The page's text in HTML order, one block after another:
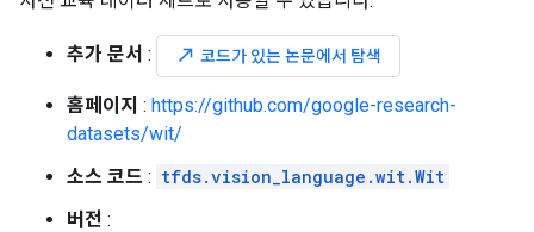
추가 문서 : north_east 코드가 있는 논문에서 탐색
홈페이지 : https://github.com/google-research-
datasets/wit/
소스 코드 : tfds.vision_language.wit.Wit
버전 :